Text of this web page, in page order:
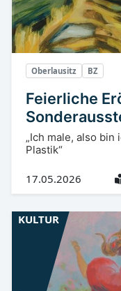
Oberlausitz BZ
Feierliche
„Ich male, also bin
Plastik“
17.05.2026
KULTUR